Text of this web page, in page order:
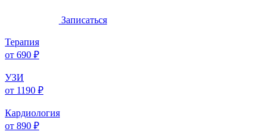
Записаться
Терапия
от 690 ₽
УЗИ
от 1190 ₽
Кардиология
от 890 ₽